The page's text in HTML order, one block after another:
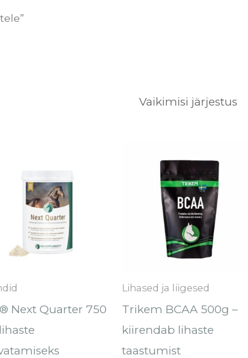
Next Quarter 750
Lihased ja liigesed
Trikem BCAA 500g –
kiirendab lihaste
taastumist